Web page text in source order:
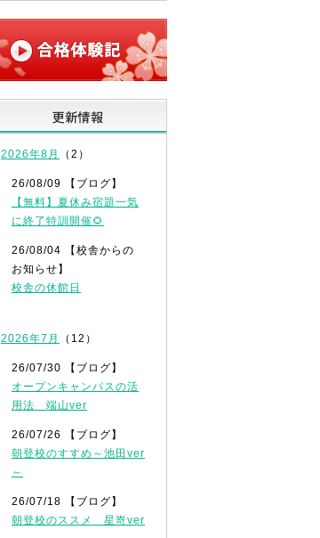
2026年8月 （2）
26/08/09 【ブログ】
【無料】夏休み宿題一気
に終了特訓開催🌻
26/08/04 【校舎からの
お知らせ】
校舎の休館日
2026年7月 （12）
26/07/30 【ブログ】
オープンキャンパスの活
用法 端山ver
26/07/26 【ブログ】
朝登校のすすめ～池田ver
～
26/07/18 【ブログ】
朝登校のススメ 星嵜ver